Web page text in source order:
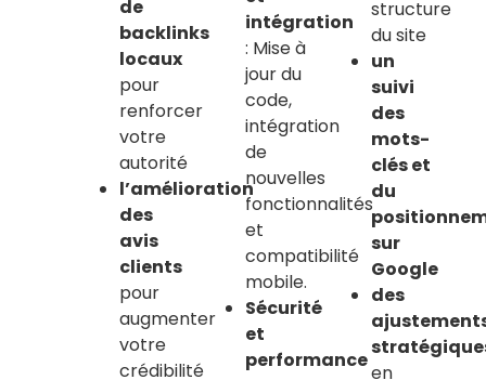
de
backlinks
locaux
pour
renforcer
votre
autorité
l’amélioration
des
avis
clients
pour
augmenter
votre
crédibilité
intégration
: Mise à
jour du
code,
intégration
de
nouvelles
fonctionnalités
et
compatibilité
mobile.
Sécurité
et
performance
structure
du site
un
suivi
des
mots-
clés et
du
sur
Google
des
en